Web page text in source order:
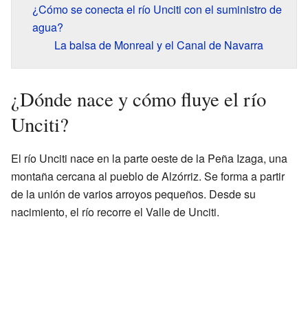
¿Cómo se conecta el río Unciti con el suministro de
agua?
La balsa de Monreal y el Canal de Navarra
¿Dónde nace y cómo fluye el río
Unciti?
El río Unciti nace en la parte oeste de la Peña Izaga, una
montaña cercana al pueblo de Alzórriz. Se forma a partir
de la unión de varios arroyos pequeños. Desde su
nacimiento, el río recorre el Valle de Unciti.